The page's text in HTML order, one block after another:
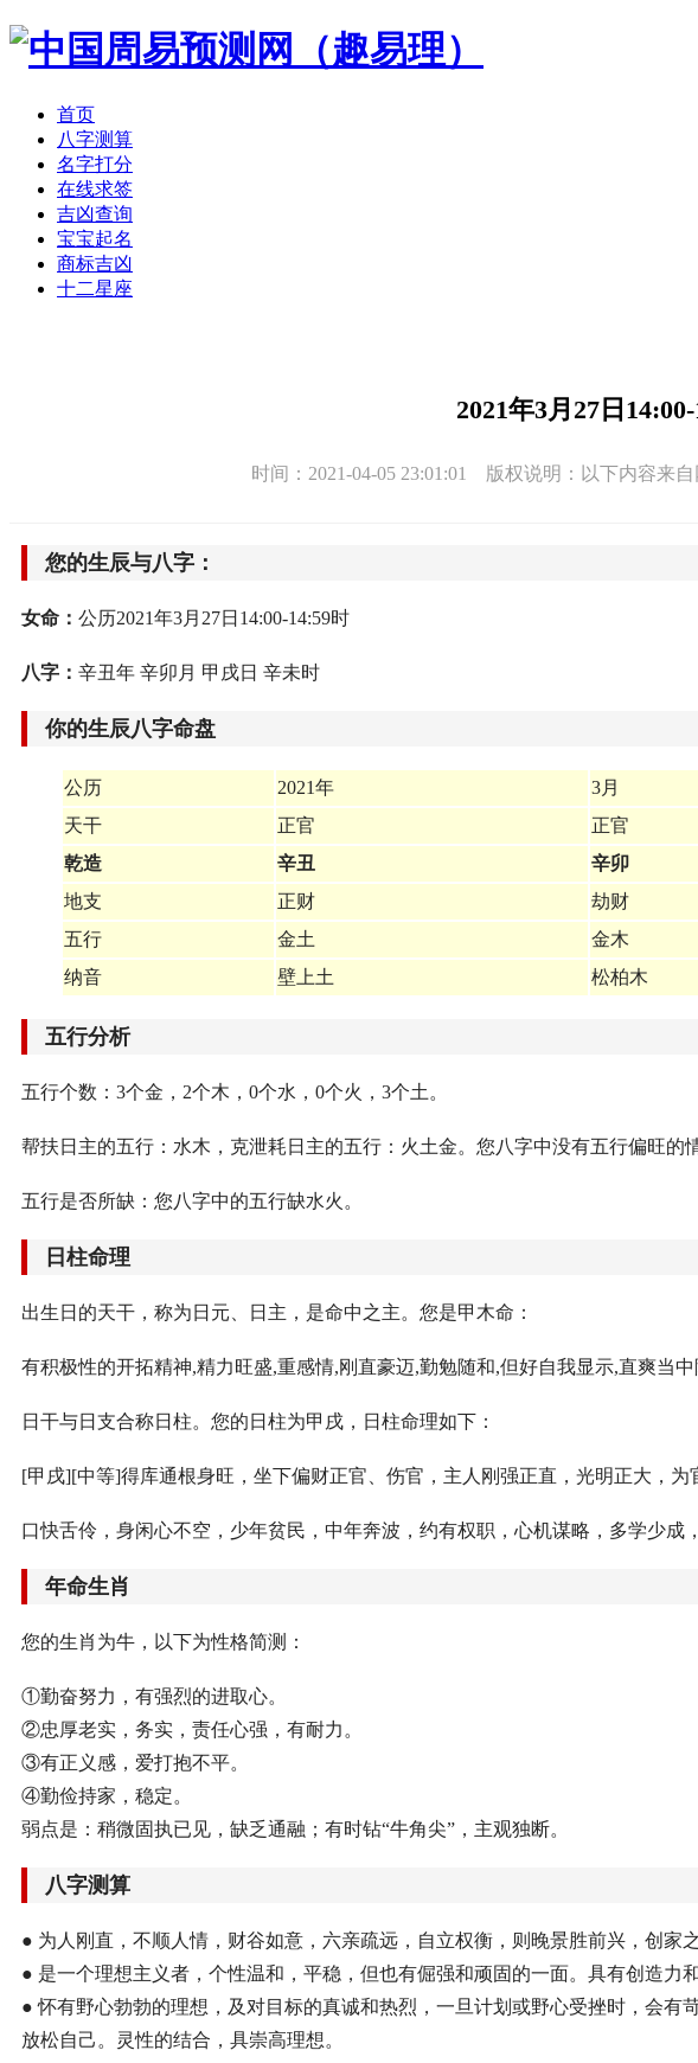
首页
八字测算
名字打分
在线求签
吉凶查询
宝宝起名
商标吉凶
十二星座
2021年3月27日
时间：2021-04-05 23:01:01 版权说明：以下内容来
您的生辰与八字：
女命： 公历2021年3月27日14:00-14:59时
八字： 辛丑年 辛卯月 甲戌日 辛未时
你的生辰八字命盘
公历 2021年 3月
天干
正官 正官
乾造
辛丑 辛卯
地支
正财 劫财
五行
金土 金木
纳音
壁上土 松柏木
五行分析
五行个数：3个金，2个木，0个水，0个火，3个土。
帮扶日主的五行：水木，克泄耗日主的五行：火土金。您八字中没有五行偏旺的
五行是否所缺：您八字中的五行缺水火。
日柱命理
出生日的天干，称为日元、日主，是命中之主。您是甲木命：
有积极性的开拓精神,精力旺盛,重感情,刚直豪迈,勤勉随和,但好自我显示,直爽当中
日干与日支合称日柱。您的日柱为甲戌，日柱命理如下：
[甲戌][中等]得库通根身旺，坐下偏财正官、伤官，主人刚强正直，光明正大，为
口快舌伶，身闲心不空，少年贫民，中年奔波，约有权职，心机谋略，多学少
年命生肖
您的生肖为牛，以下为性格简测：
①勤奋努力，有强烈的进取心。
②忠厚老实，务实，责任心强，有耐力。
③有正义感，爱打抱不平。
④勤俭持家，稳定。
弱点是：稍微固执已见，缺乏通融；有时钻“牛角尖”，主观独断。
八字测算
● 为人刚直，不顺人情，财谷如意，六亲疏远，自立权衡，则晚景胜前兴，创家
● 是一个理想主义者，个性温和，平稳，但也有倔强和顽固的一面。具有创造力
● 怀有野心勃勃的理想，及对目标的真诚和热烈，一旦计划或野心受挫时，会
放松自己。灵性的结合，具崇高理想。